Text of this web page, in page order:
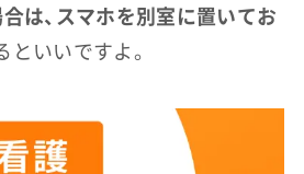
は、スマホを別室に置いてお
といいですよ。